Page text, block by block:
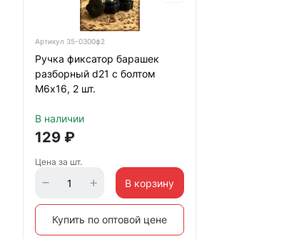
Артикул 35-0300ф2
Ручка фиксатор барашек
разборный d21 с болтом
М6х16, 2 шт.
В наличии
129 ₽
Цена за шт.
В корзину
Купить по оптовой цене